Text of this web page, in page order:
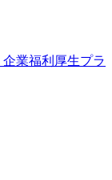
業福利厚生プラ